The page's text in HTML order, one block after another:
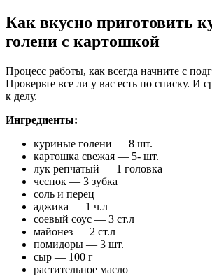
Как вкусно приготовить
голени с картошкой
Процесс работы, как всегда начните с
Проверьте все ли у вас есть по списку. И
к делу.
Ингредиенты:
куриные голени — 8 шт.
картошка свежая — 5- шт.
лук репчатый — 1 головка
чеснок — 3 зубка
соль и перец
аджика — 1 ч.л
соевый соус — 3 ст.л
майонез — 2 ст.л
помидоры — 3 шт.
сыр — 100 г
растительное масло